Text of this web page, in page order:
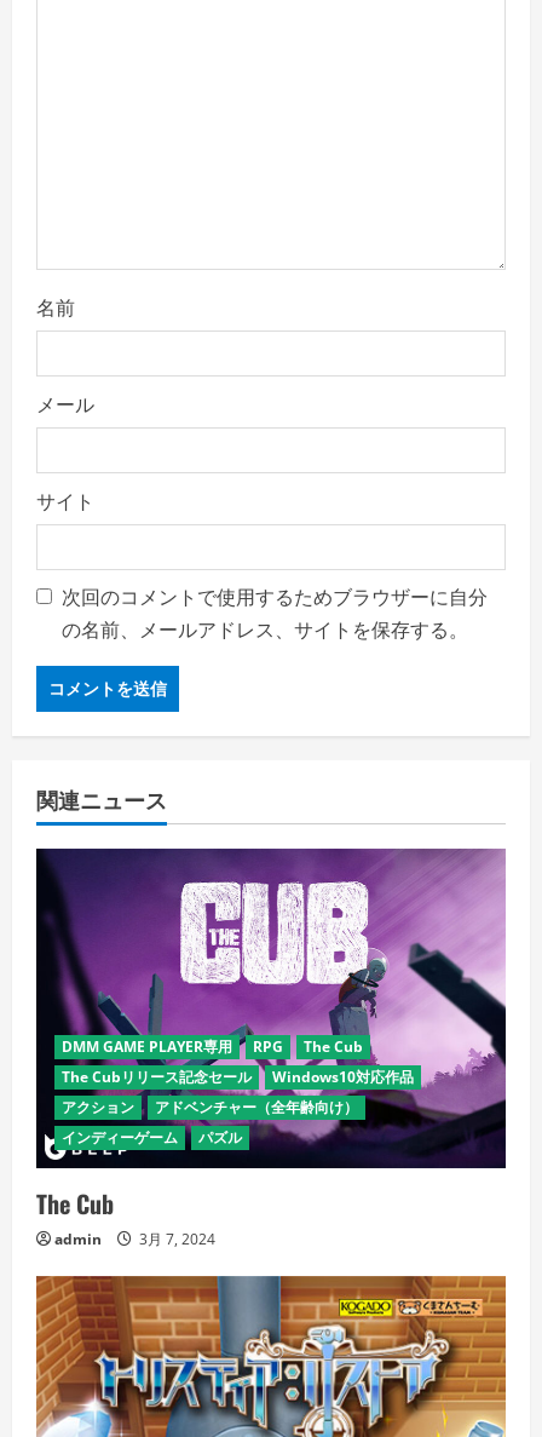
名前
メール
サイト
次回のコメントで使用するためブラウザーに自分
の名前、メールアドレス、サイトを保存する。
関連ニュース
DMM GAME PLAYER専用 RPG
The Cub
The Cubリリース記念セール
Windows10対応作品
アクション
アドベンチャー（全年齢向け）
インディーゲーム
パズル
The Cub
admin 3月 7, 2024